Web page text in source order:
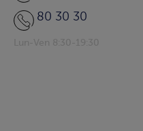
80 30 30